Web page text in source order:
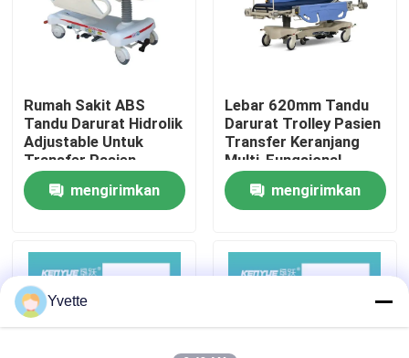
Kontrol Kualitas
Hubungi Kami
Berita
Tempat Tidur Persalinan di Rumah Sakit
Rumah Sakit ABS
Tandu Darurat Hidrolik
Adjustable Untuk
Transfer Pasien
mengirimkan
Lebar 620mm Tandu
Darurat Trolley Pasien
Transfer Keranjang
Multi-Fungsional
Trolley Medis Darurat
mengirimkan
Yvette